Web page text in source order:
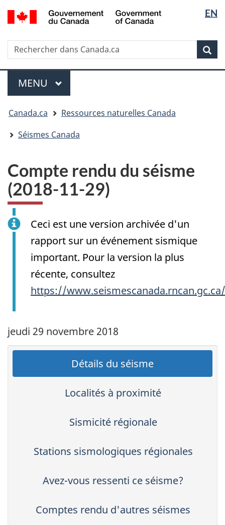
Passer
au
principal
Passer
à
sujet
du
gouvernement »
Passer
à
version
HTML
simplifiée
la
langue
EN
Rechercher
Rechercher
dans
Canada.ca
Menu
MENU PRINCIPAL
êtes
ici
Canada.ca
Ressources naturelles Canada
Séismes Canada
Compte rendu du séisme
(2018-11-29)
Ceci est une version archivée d'un
rapport sur un événement sismique
important. Pour la version la plus
récente, consultez
https://
jeudi 29 novembre 2018
Détails du séisme
Localités à proximité
Sismicité régionale
Stations sismologiques régionales
Avez-vous ressenti ce séisme?
Comptes rendu d'autres séismes